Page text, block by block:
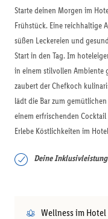
Starte deinen Morgen im
Frühstück. Eine reichhaltige
süßen Leckereien und
Start in den Tag. Im
in einem stilvollen Ambiente
zaubert der Chefkoch
lädt die Bar zum
einem erfrischenden
Erlebe Köstlichkeiten im
Deine
Wellness im